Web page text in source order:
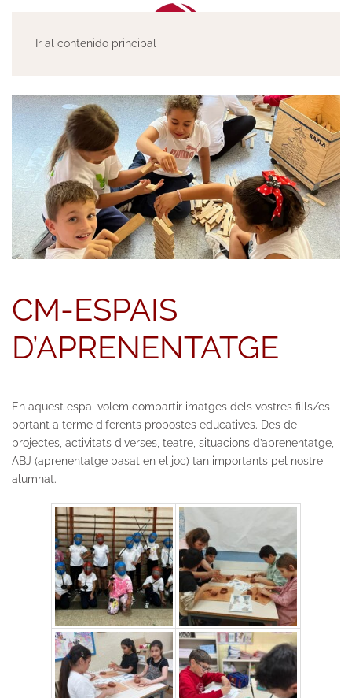
Ir al contenido principal
CM-ESPAIS
D’APRENENTATGE
En aquest espai volem compartir imatges dels vostres fills/es
portant a terme diferents propostes educatives. Des de
projectes, activitats diverses, teatre, situacions d’aprenentatge,
ABJ (aprenentatge basat en el joc) tan importants pel nostre
alumnat.